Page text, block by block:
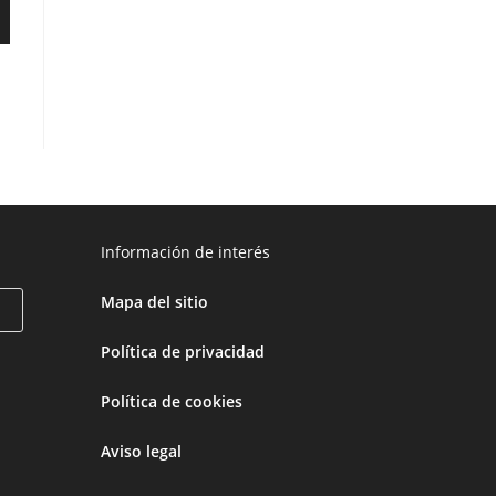
Información de interés
Mapa del sitio
Política de privacidad
Política de cookies
Aviso legal